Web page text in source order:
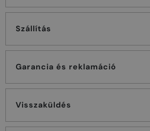
Szállítás
Garancia és reklamáció
Visszaküldés